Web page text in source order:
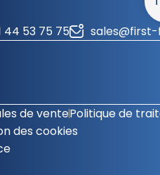
44 53 75 75
de ventePolitique de
des cookies